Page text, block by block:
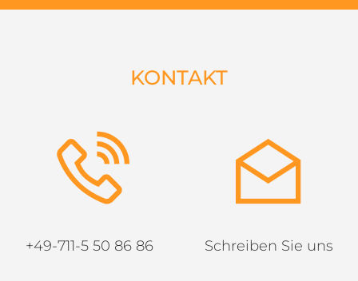
KONTAKT
+49-711-5 50 86 86 Schreiben Sie uns